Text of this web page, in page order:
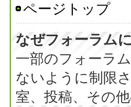
ページトップ
なぜフォーラム
一部のフォーラ
ないように制限
室、投稿、その